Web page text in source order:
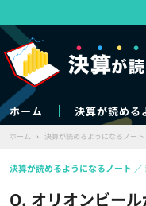
ホーム 決算が読める
ホーム › 決算が読めるようになるノート
Q. オリオンビー
決算が読めるようになるノート